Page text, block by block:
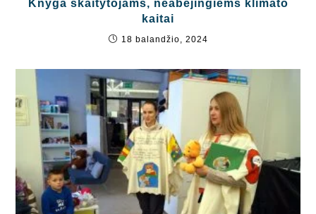
Knyga skaitytojams, neabejingiems klimato
kaitai
18 balandžio, 2024